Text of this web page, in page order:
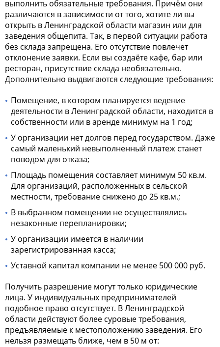
выполнить обязательные требования. Причём они
различаются в зависимости от того, хотите ли вы
открыть в Ленинградской области магазин или для
заведения общепита. Так, в первой ситуации работа
без склада запрещена. Его отсутствие повлечет
отклонение заявки. Если вы создаёте кафе, бар или
ресторан, присутствие склада необязательно.
Дополнительно выдвигаются следующие требования:
Помещение, в котором планируется ведение
деятельности в Ленинградской области, находится в
собственности или в аренде минимум на 1 год;
У организации нет долгов перед государством. Даже
самый маленький невыполненный платеж станет
поводом для отказа;
Площадь помещения составляет минимум 50 кв.м.
Для организаций, расположенных в сельской
местности, требование снижено до 25 кв.м.;
В выбранном помещении не осуществлялись
незаконные перепланировки;
У организации имеется в наличии
зарегистрированная касса;
Уставной капитал компании не менее 500 000 руб.
Получить разрешение могут только юридические
лица. У индивидуальных предпринимателей
подобное право отсутствует. В Ленинградской
области действуют более суровые требования,
предъявляемые к местоположению заведения. Его
нельзя размещать ближе, чем в 50 м от: